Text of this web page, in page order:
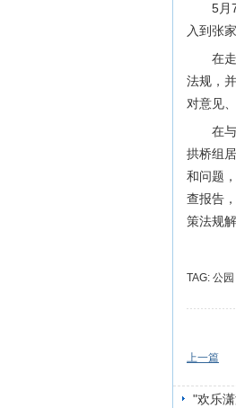
5月
入到张
在
法规，
对意见
在
拱桥组
和问题
查报告
策法规
TAG: 公园
上一篇
"欢乐